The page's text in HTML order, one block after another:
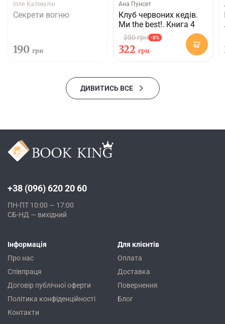
Ілля Калімулін
Секрети вогню
190 грн
Ана Пунсет
Клуб червоних кедів.
Ми the best!. Книга 4
350 грн -8%
322 грн
ДИВИТИСЬ ВСЕ
+38 (096) 620 20 60
ПН-ПТ 10:00 — 17:00
СБ-НД — вихідний
Інформація
Про нас
Співпраця
Договір публічної оферти
Політика конфіденційності
Контакти
Для клієнтів
Оплата
Доставка
Повернення
Блог